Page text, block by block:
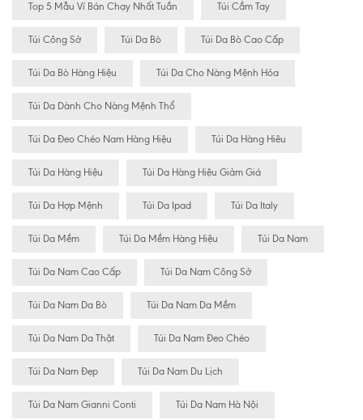
Top 5 Mẫu Ví Bán Chạy Nhất Tuần Túi Cầm Tay
Túi Công Sở Túi Da Bò Túi Da Bò Cao Cấp
Túi Da Bò Hàng Hiệu Túi Da Cho Nàng Mệnh Hỏa
Túi Da Dành Cho Nàng Mệnh Thổ
Túi Da Đeo Chéo Nam Hàng Hiệu Túi Da Hàng Hiêu
Túi Da Hàng Hiệu Túi Da Hàng Hiệu Giảm Giá
Túi Da Hợp Mệnh Túi Da Ipad Túi Da Italy
Túi Da Mềm Túi Da Mềm Hàng Hiệu Túi Da Nam
Túi Da Nam Cao Cấp Túi Da Nam Công Sở
Túi Da Nam Da Bò Túi Da Nam Da Mềm
Túi Da Nam Da Thật Túi Da Nam Đeo Chéo
Túi Da Nam Đẹp Túi Da Nam Du Lịch
Túi Da Nam Gianni Conti Túi Da Nam Hà Nội